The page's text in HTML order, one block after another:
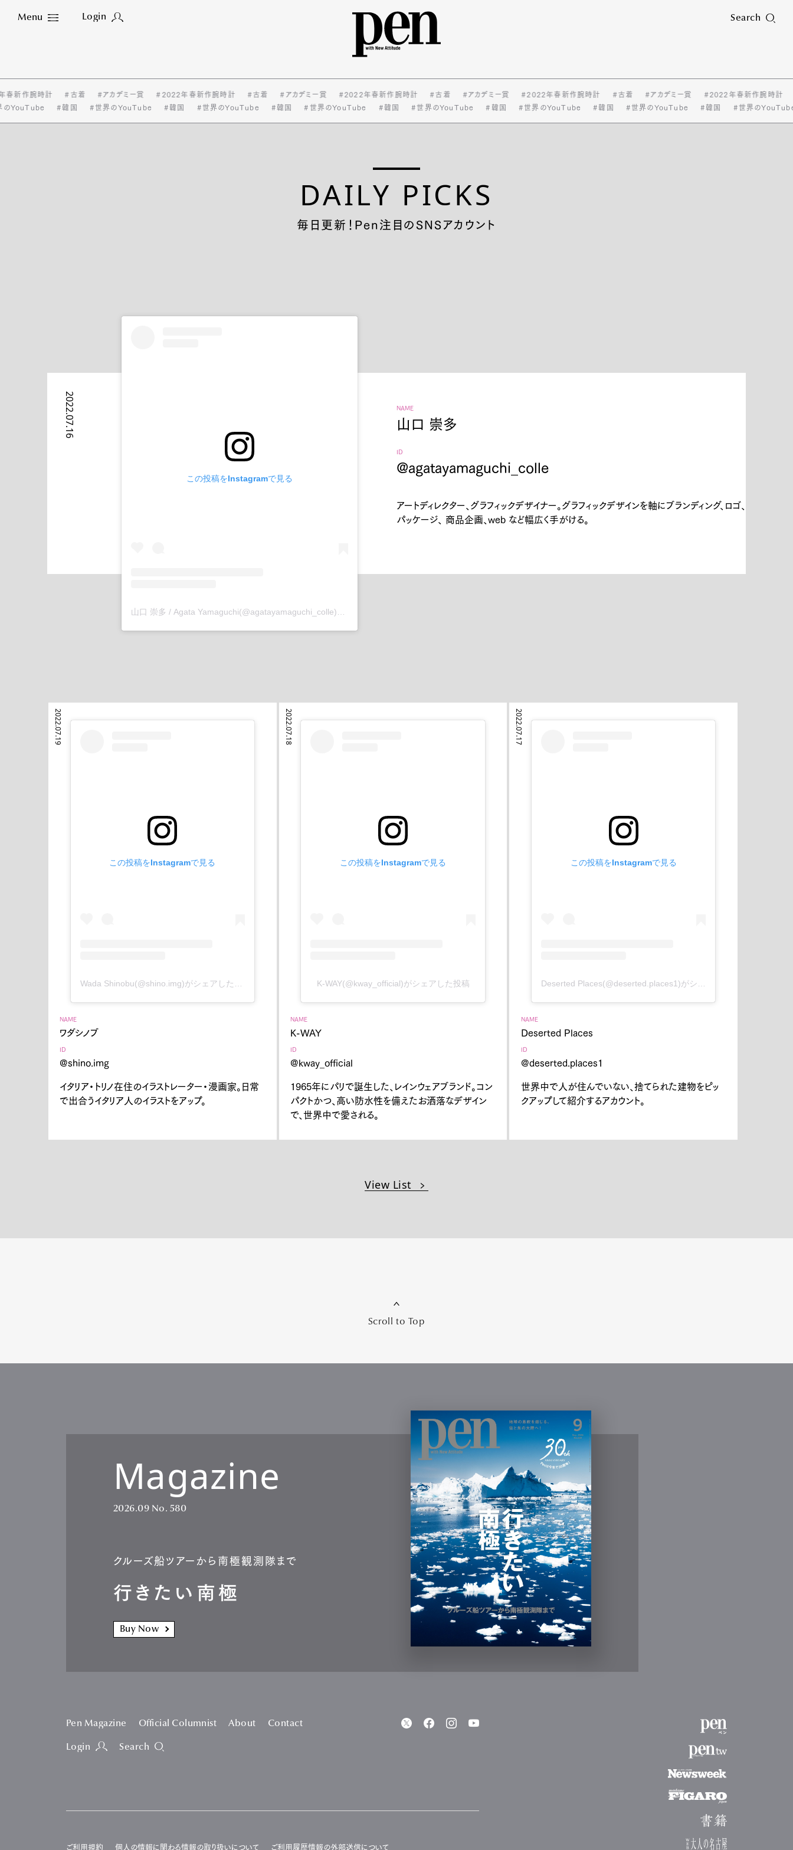
Menu Login Search
Close
Lifestyle
Pen Membership Contact
Pen international Pen tw
新作腕時計 #古着 #アカデミー賞 #2022年春新作腕時計 #古着 #アカデミー賞 #2022年春新作腕時計 #古着 #アカデミー賞 #2022年春新作腕時計 #古着 #アカデミー賞 #2022年春新作腕時計
YouTube
#韓国 #世界のYouTube #韓国 #世界のYouTube #韓国 #世界のYouTube #韓国 #世界のYouTube #韓国 #世界のYouTube #韓国 #世界のYouTube #韓国 #世界の
DAILY PICKS
毎日更新！Pen注目のSNSアカウント
2022.07.16
この投稿をInstagramで見る
山口 崇多 / Agata Yamaguchi(@agatayamaguchi_colle)がシェアした投稿
NAME
山口 崇多
ID
@agatayamaguchi_colle
アートディレクター、グラフィックデザイナー。グラフィックデザインを軸にブランディング、ロゴ、
パッケージ、 商品企画、web など幅広く手がける。
2022.07.19
この投稿をInstagramで見る
NAME
ワダシノブ
ID
@shino.img
イタリア・トリノ在住のイラストレーター・漫画家。日常
で出合うイタリア人のイラストをアップ。
2022.07.18
この投稿をInstagramで見る
K-WAY(@kway_official)がシェアした投稿
NAME
K-WAY
ID
@kway_official
1965年にパリで誕生した、レインウェアブランド。コン
パクトかつ、⾼い防⽔性を備えたお洒落なデザイン
で、世界中で愛される。
2022.07.17
この投稿をInstagramで見る
NAME
Deserted Places
ID
@deserted.places1
世界中で人が住んでいない、捨てられた建物をピッ
クアップして紹介するアカウント。
View List
Scroll to Top
Magazine
2026.09 No. 580
クルーズ船ツアーから南極観測隊まで
行きたい南極
Buy Now
Pen Magazine Official Columnist About Contact
Login Search
ご利用規約 個人の情報に関わる情報の取り扱いについて ご利用履歴情報の外部送信について